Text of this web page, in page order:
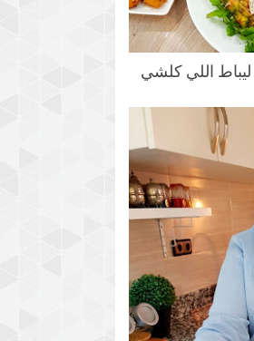
اللي كلشي